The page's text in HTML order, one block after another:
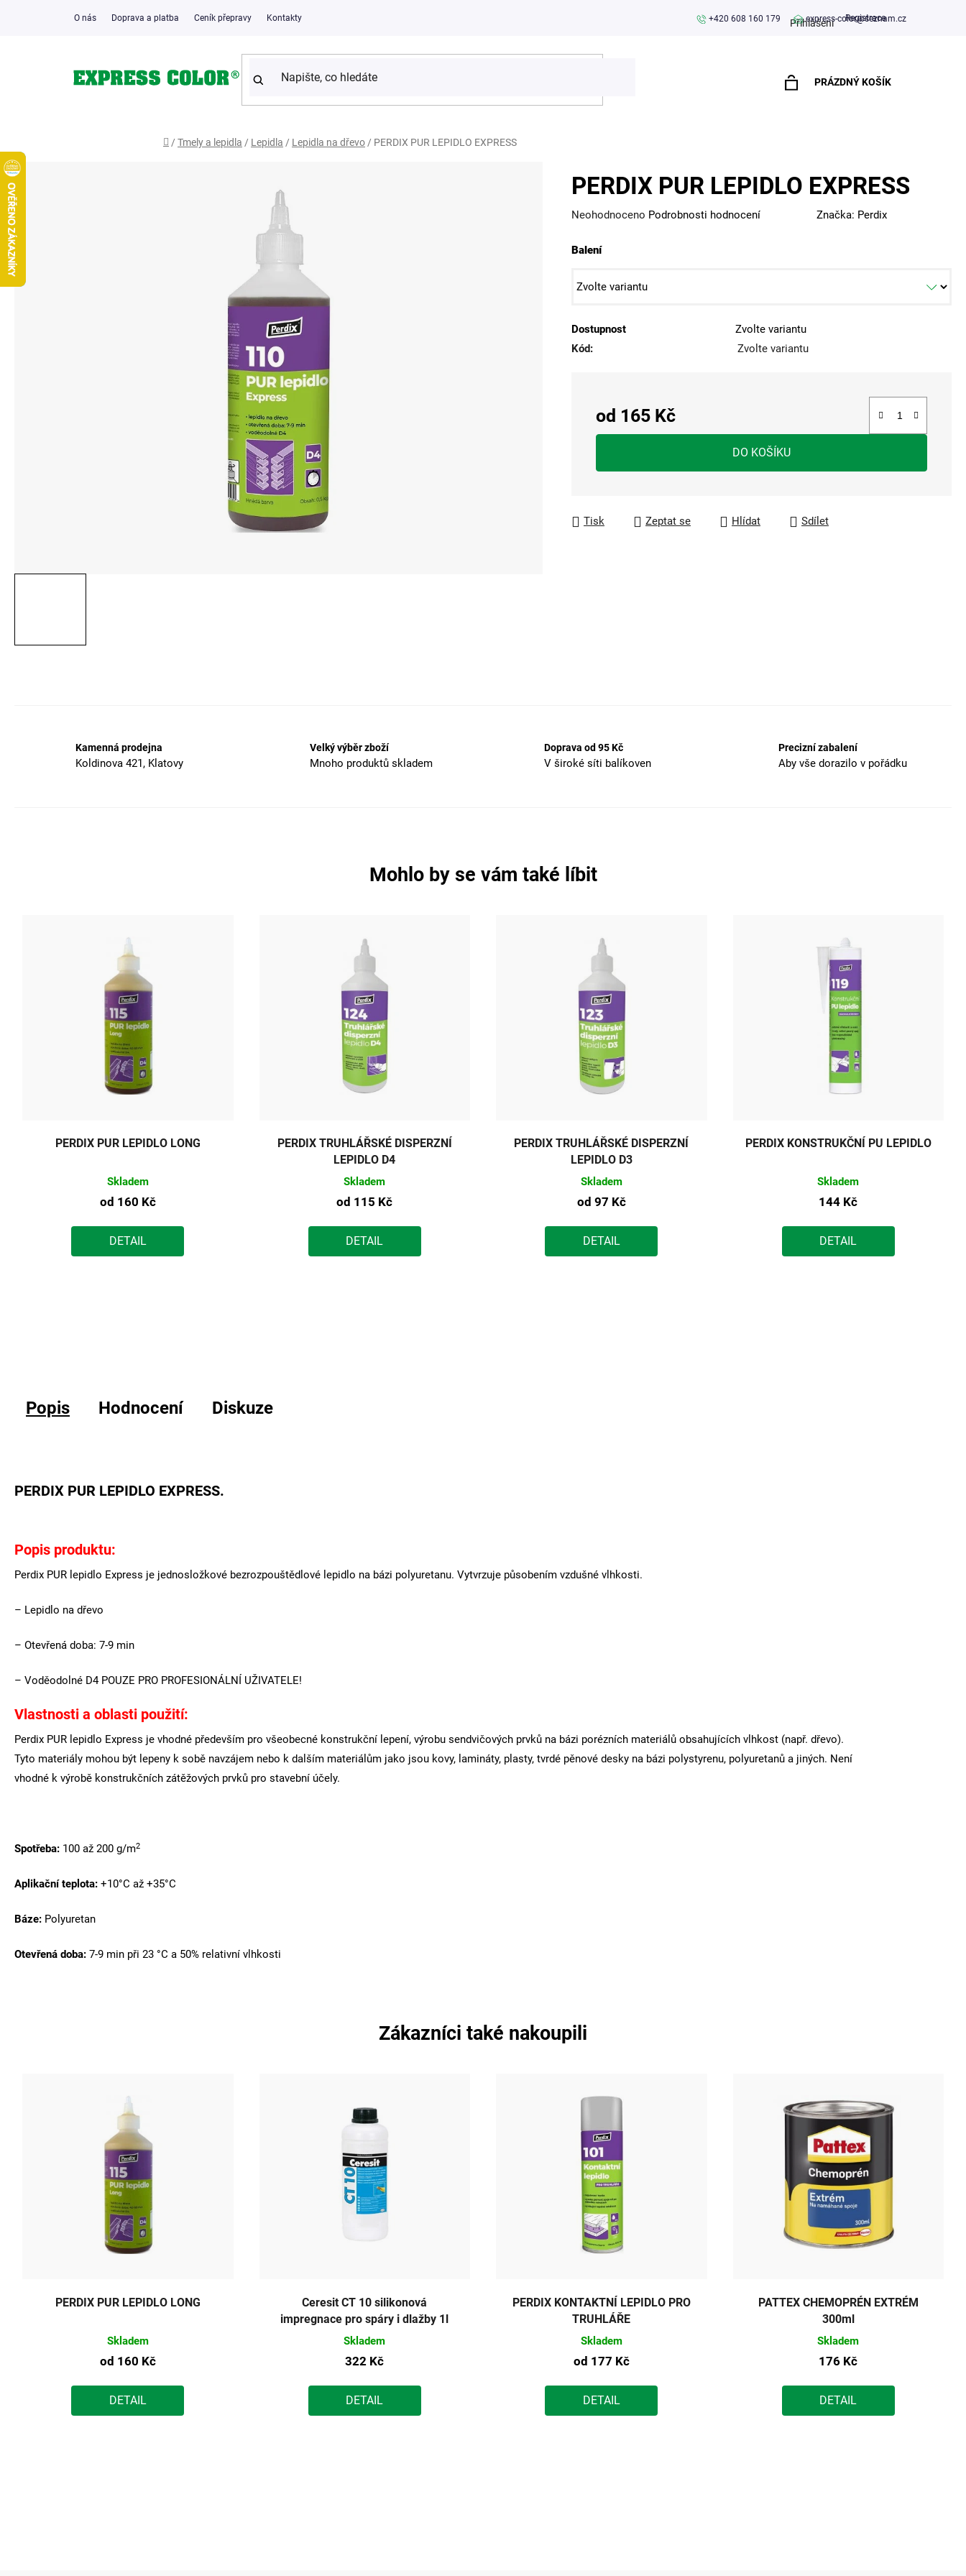
O nás Doprava a platba Ceník přepravy Kontakty Přihlášení Registrace
+420 608 160 179 express-color@seznam.cz
PRÁZDNÝ KOŠÍK
Domů
/ Tmely a lepidla / Lepidla / Lepidla na dřevo / PERDIX PUR LEPIDLO EXPRESS
PERDIX PUR LEPIDLO EXPRESS
Průměrné
produktu
0,0
5
hvězdiček.
Neohodnoceno Podrobnosti hodnocení Značka: Perdix
Balení
Dostupnost
Zvolte variantu
Kód:
Zvolte variantu
od 165 Kč
Měrná cena:
DO KOŠÍKU
Tisk Zeptat se Hlídat Sdílet
Kamenná prodejna
Koldinova 421, Klatovy
Velký výběr zboží
Mnoho produktů skladem
Doprava od 95 Kč
V široké síti balíkoven
Precizní zabalení
Aby vše dorazilo v pořádku
Mohlo by se vám také líbit
PERDIX PUR LEPIDLO LONG
Skladem
od 160 Kč
DETAIL
PERDIX TRUHLÁŘSKÉ DISPERZNÍ
LEPIDLO D4
Skladem
od 115 Kč
DETAIL
PERDIX TRUHLÁŘSKÉ DISPERZNÍ
LEPIDLO D3
Skladem
od 97 Kč
DETAIL
PERDIX KONSTRUKČNÍ PU LEPIDLO
Skladem
144 Kč
DETAIL
Popis Hodnocení Diskuze
PERDIX PUR LEPIDLO EXPRESS.
Popis produktu:
Perdix PUR lepidlo Express je jednosložkové bezrozpouštědlové lepidlo na bázi polyuretanu. Vytvrzuje působením vzdušné vlhkosti.
– Lepidlo na dřevo
– Otevřená doba: 7-9 min
– Voděodolné D4 POUZE PRO PROFESIONÁLNÍ UŽIVATELE!
Vlastnosti a oblasti použití:
Perdix PUR lepidlo Express je vhodné především pro všeobecné konstrukční lepení, výrobu sendvičových prvků na bázi porézních materiálů obsahujících vlhkost (např. dřevo).
Tyto materiály mohou být lepeny k sobě navzájem nebo k dalším materiálům jako jsou kovy, lamináty, plasty, tvrdé pěnové desky na bázi polystyrenu, polyuretanů a jiných. Není
vhodné k výrobě konstrukčních zátěžových prvků pro stavební účely.
Spotřeba: 100 až 200 g/m2
Aplikační teplota: +10°C až +35°C
Báze: Polyuretan
Otevřená doba: 7-9 min při 23 °C a 50% relativní vlhkosti
Zákazníci také nakoupili
PERDIX PUR LEPIDLO LONG
Skladem
od 160 Kč
DETAIL
Ceresit CT 10 silikonová
impregnace pro spáry i dlažby 1l
Skladem
322 Kč
DETAIL
PERDIX KONTAKTNÍ LEPIDLO PRO
TRUHLÁŘE
Skladem
od 177 Kč
DETAIL
PATTEX CHEMOPRÉN EXTRÉM
300ml
Skladem
176 Kč
DETAIL